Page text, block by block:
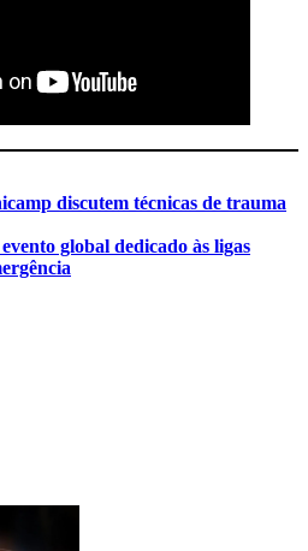
discutem técnicas de trauma
global dedicado às ligas